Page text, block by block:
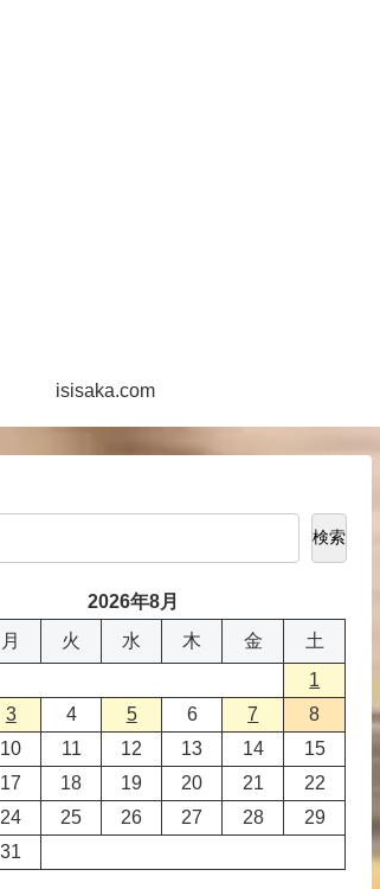
isisaka.com
検索
2026年8月
月 火 水 木 金
土
1
3 4 5 6 7
8
10 11 12 13 14
15
17 18 19 20 21
22
24 25 26 27 28
29
31